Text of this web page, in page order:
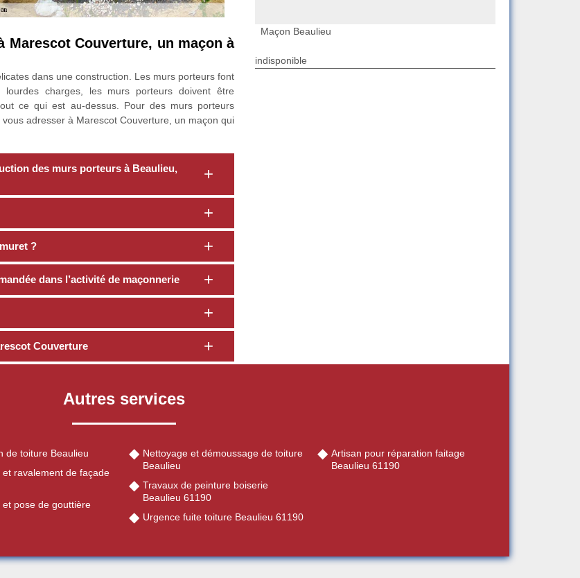
Couverture, un maçon à
dans une construction. Les murs porteurs font
charges, les murs porteurs doivent être
ce qui est au-dessus. Pour des murs porteurs
adresser à Marescot Couverture, un maçon qui
des murs porteurs à Beaulieu,
?
dans l’activité de maçonnerie
Couverture
Maçon Beaulieu
indisponible
Autres services
de toiture Beaulieu
et ravalement de façade
et pose de gouttière
Nettoyage et démoussage de toiture
Beaulieu
Travaux de peinture boiserie
Beaulieu 61190
Urgence fuite toiture Beaulieu 61190
Artisan pour réparation faitage
Beaulieu 61190